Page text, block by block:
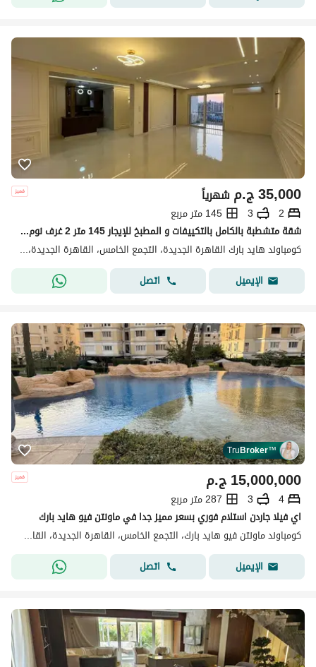
ج.م35,000 شهرياً
2
3
145 متر مربع
شقة متشطبة بالكامل بالتكييفات و المطبخ للإيجار 145 متر 2 غرف نوم في هايد بارك التجمع الخامس القاهره الجديده Hyde Park Fifth Settlement, New Cairo
كومباوند هايد بارك القاهرة الجديدة، التجمع الخامس، القاهرة الجديدة، القاهرة
الإيميل
اتصل
TruBroker™
ج.م15,000,000
4
3
287 متر مربع
اي فيلا جاردن استلام فوري بسعر مميز جدا في ماونتن فيو هايد بارك
كومباوند ماونتن فيو هايد بارك، التجمع الخامس، القاهرة الجديدة، القاهرة
الإيميل
اتصل